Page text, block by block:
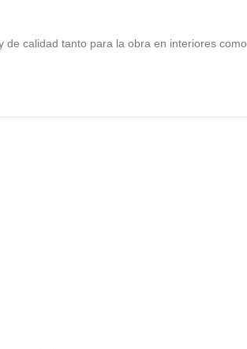
de calidad tanto para la obra en interiores como